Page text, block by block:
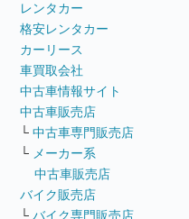
レンタカー
格安レンタカー
カーリース
車買取会社
中古車情報サイト
中古車販売店
└ 中古車専門販売店
└ メーカー系
中古車販売店
バイク販売店
└ バイク専門販売店